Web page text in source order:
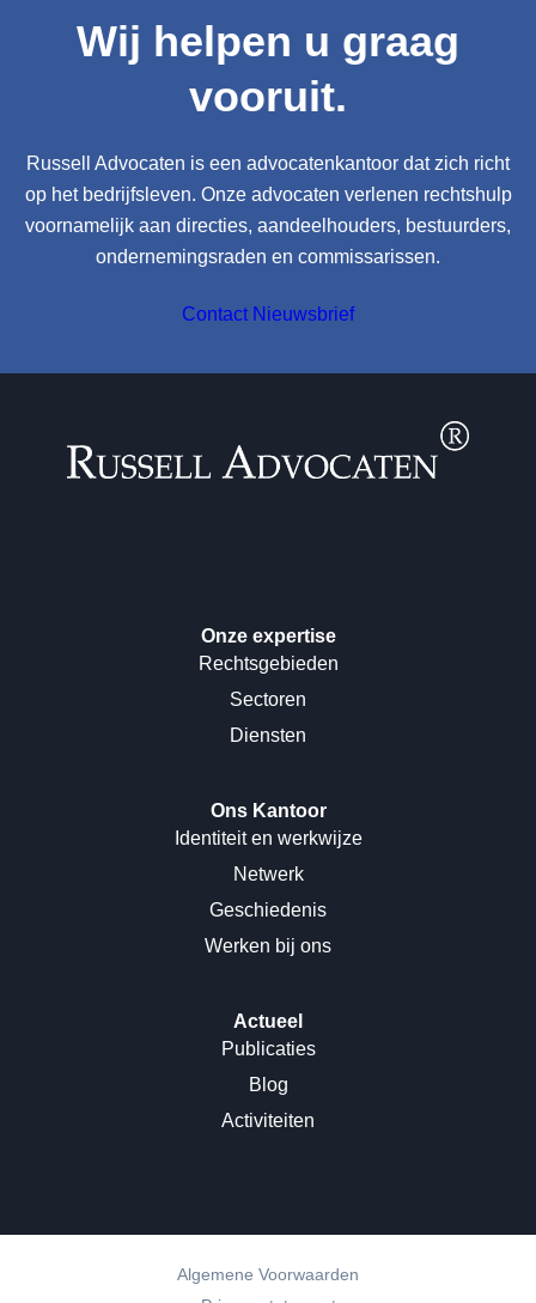
Wij helpen u graag
vooruit.
Russell Advocaten is een advocatenkantoor dat zich richt
op het bedrijfsleven. Onze advocaten verlenen rechtshulp
voornamelijk aan directies, aandeelhouders, bestuurders,
ondernemingsraden en commissarissen.
Contact Nieuwsbrief
Onze expertise
Rechtsgebieden
Sectoren
Diensten
Ons Kantoor
Identiteit en werkwijze
Netwerk
Geschiedenis
Werken bij ons
Actueel
Publicaties
Blog
Activiteiten
Algemene Voorwaarden